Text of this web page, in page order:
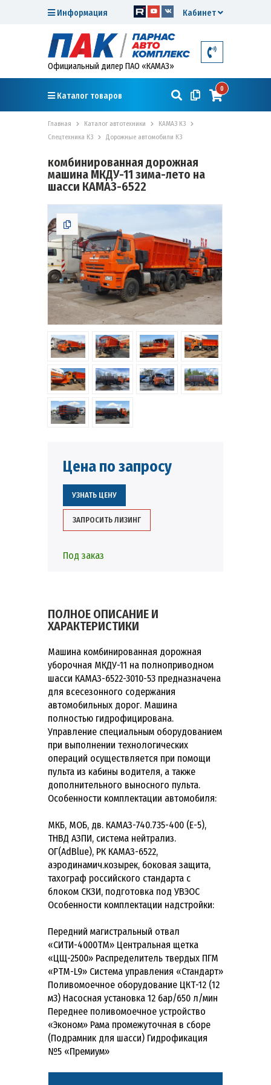
Кабинет
Информация
Официальный дилер ПАО «КАМАЗ»
Каталог товаров
0
Главная Каталог автотехники
КАМАЗ К3
Спецтехника К3
Дорожные автомобили К3
комбинированная дорожная
машина МКДУ-11 зима-лето на
шасси КАМАЗ-6522
Цена по запросу
УЗНАТЬ ЦЕНУ
ЗАПРОСИТЬ ЛИЗИНГ
Под заказ
ПОЛНОЕ ОПИСАНИЕ И
ХАРАКТЕРИСТИКИ
Машина комбинированная дорожная
уборочная МКДУ-11 на полноприводном
шасси КАМАЗ-6522-3010-53 предназначена
для всесезонного содержания
автомобильных дорог. Машина
полностью гидрофицирована.
Управление специальным оборудованием
при выполнении технологических
операций осуществляется при помощи
пульта из кабины водителя, а также
дополнительного выносного пульта.
Особенности комплектации автомобиля:
МКБ, МОБ, дв. КАМАЗ-740.735-400 (E-5),
ТНВД АЗПИ, система нейтрализ.
ОГ(AdBlue), РК КАМАЗ-6522,
аэродинамич.козырек, боковая защита,
тахограф российского стандарта с
блоком СКЗИ, подготовка под УВЭОС
Особенности комплектации надстройки:
Передний магистральный отвал
«СИТИ-4000ТМ» Центральная щетка
«ЦЩ-2500» Распределитель твердых ПГМ
«РТМ-L9» Система управления «Стандарт»
Поливомоечное оборудование ЦКТ-12 (12
м3) Насосная установка 12 бар/650 л/мин
Переднее поливомоечное устройство
«Эконом» Рама промежуточная в сборе
(Подрамник для шасси) Гидрофикация
№5 «Премиум»